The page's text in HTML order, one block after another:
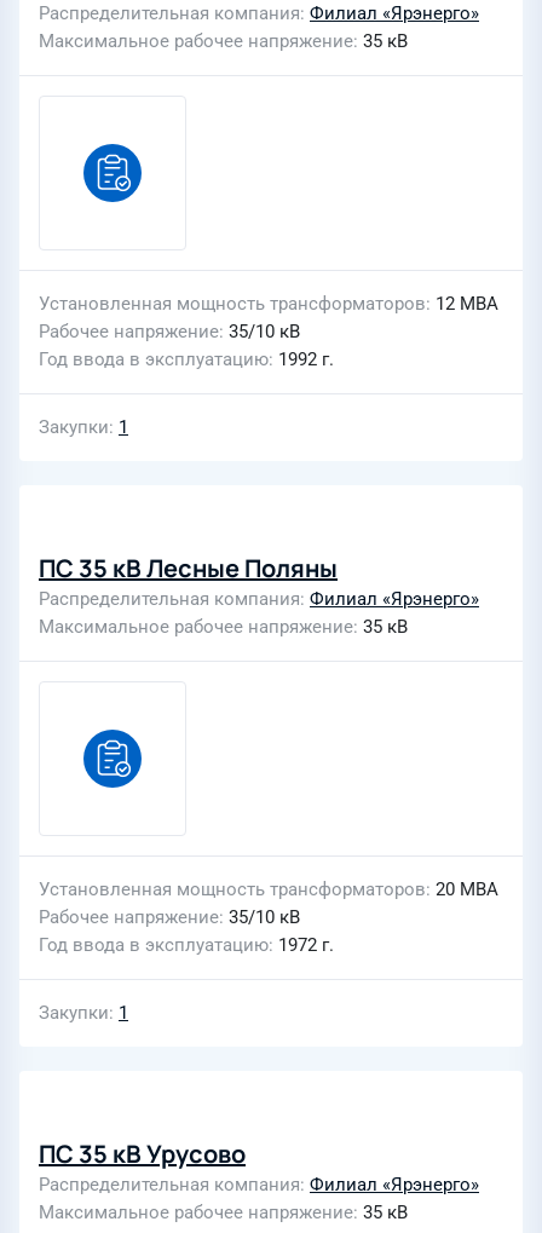
Распределительная компания Филиал «Ярэнерго»
Максимальное рабочее напряжение 35 кВ
Установленная мощность трансформаторов 12 МВА
Рабочее напряжение 35/10 кВ
Год ввода в эксплуатацию 1992 г.
Закупки 1
ПС 35 кВ Лесные Поляны
Распределительная компания Филиал «Ярэнерго»
Максимальное рабочее напряжение 35 кВ
Установленная мощность трансформаторов 20 МВА
Рабочее напряжение 35/10 кВ
Год ввода в эксплуатацию 1972 г.
Закупки 1
ПС 35 кВ Урусово
Распределительная компания Филиал «Ярэнерго»
Максимальное рабочее напряжение 35 кВ